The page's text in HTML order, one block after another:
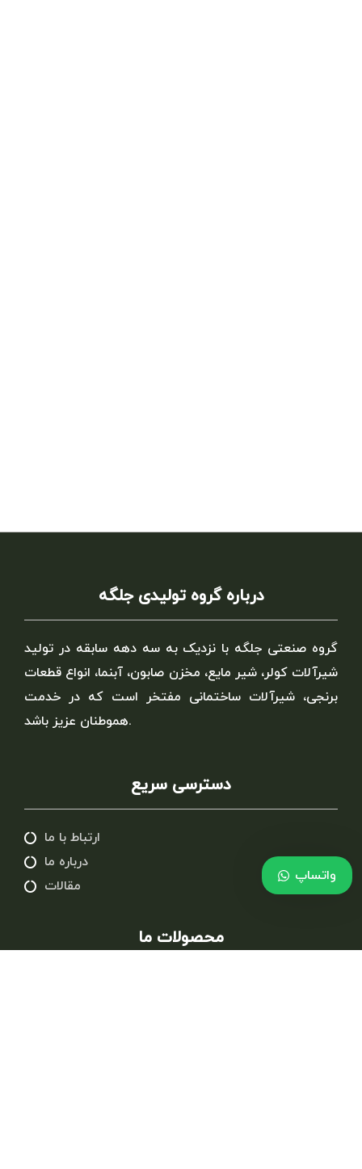
درباره گروه تولیدی جلگه
گروه صنعتی جلگه با نزدیک به سه دهه سابقه در تولید
شیرآلات کولر، شیر مایع، مخزن صابون، آبنما، انواع قطعات
برنجی، شیرآلات ساختمانی مفتخر است که در خدمت
هموطنان عزیز باشد.
دسترسی سریع
ارتباط با ما
درباره ما
مقالات
محصولات ما
واتساپ